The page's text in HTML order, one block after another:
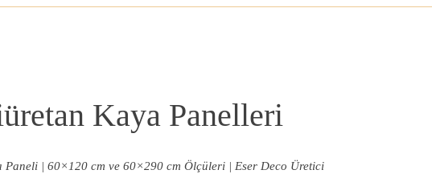
Kaya Panelleri
Paneli | 60×120 cm ve 60×290 cm Ölçüleri | Eser Deco Üretici